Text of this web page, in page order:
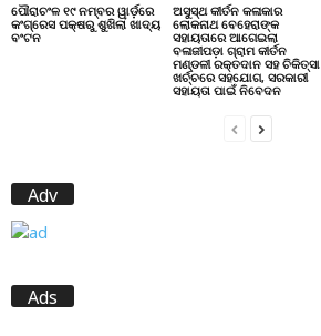
ପୌରାଚଂଳ ୧୯ ନମ୍ବର ୱାର୍ଡ଼ରେ
କଂଗ୍ରେସ ପକ୍ଷରୁ ଶୁଖିଲା ଖାଦ୍ୟ
ବଂଟନ
ଅସୁସ୍ଥ କୀର୍ତନ କଳାକାର
ଲୋକନାଥ ବେହେରାଙ୍କ
ସହାୟତାରେ ଆଗେଇଲା
ବଳାଜୀପଡ଼ା ଗ୍ରାମ କୀର୍ତନ
ମଣ୍ଡଳୀ ରକ୍ତଦାନ ସହ ଚିକିତ୍ସା
ଖର୍ଚ୍ଚରେ ସହଯୋଗ, ସରକାରୀ
ସହାୟତା ପାଇଁ ନିବେଦନ
Adv
Ads